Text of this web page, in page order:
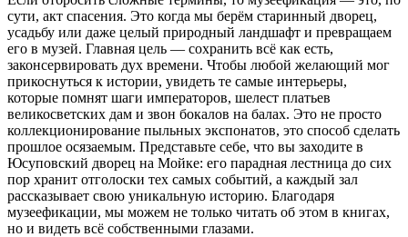
сути, акт спасения. Это когда мы берём старинный дворец,
усадьбу или даже целый природный ландшафт и превращаем
его в музей. Главная цель — сохранить всё как есть,
законсервировать дух времени. Чтобы любой желающий мог
прикоснуться к истории, увидеть те самые интерьеры,
которые помнят шаги императоров, шелест платьев
великосветских дам и звон бокалов на балах. Это не просто
коллекционирование пыльных экспонатов, это способ сделать
прошлое осязаемым. Представьте себе, что вы заходите в
Юсуповский дворец на Мойке: его парадная лестница до сих
пор хранит отголоски тех самых событий, а каждый зал
рассказывает свою уникальную историю. Благодаря
музеефикации, мы можем не только читать об этом в книгах,
но и видеть всё собственными глазами.